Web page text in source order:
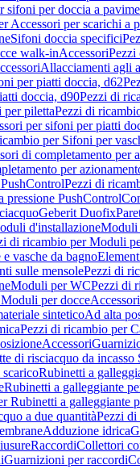
sifoni per doccia a
Accessori per scarichi a
Sifoni doccia specifici
walk-inAccessoriPezzi
Allacciamenti agli
per piatti doccia, d62
doccia, d90Pezzi di
per pilettaPezzi di
per sifoni per piatti
per Sifoni per
di completamento per
per
Pezzi di
pressione PushControl
Geberit Duofix
d'installazioneModuli
di ricambio per Moduli
vasche da bagno
sulle mensolePezzi di
Moduli per WCPezzi di
per docceAccessori
sinteticoAd alta
Pezzi di ricambio per
Accessori
di risciacquo da incasso
Rubinetti a
Rubinetti a galleggiante
Rubinetti a galleggiante
a due quantitàPezzi di
Adduzione idrica
RaccordiCollettori
Guarnizioni per raccordi